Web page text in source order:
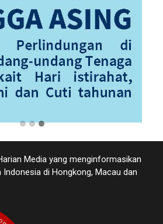
Media yang menginformasikan
Indonesia di Hongkong, Macau dan